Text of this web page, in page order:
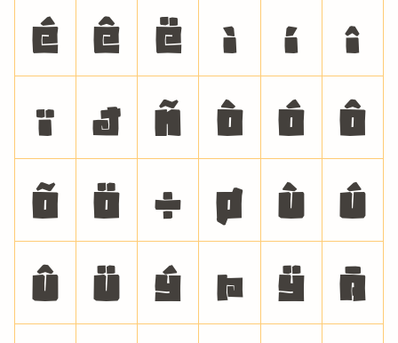
é
ê ë ì í
î
ï
ð ñ ò ó
ô
õ
ö ÷ ø ù
ú
û
ü ý þ ÿ
Ā